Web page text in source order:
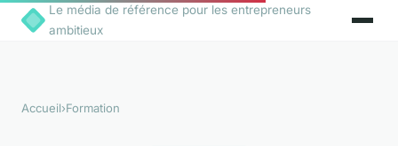
Le média de référence pour les entrepreneurs
ambitieux
Accueil›Formation